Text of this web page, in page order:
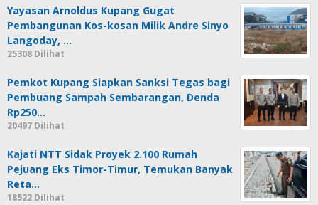
Yayasan Arnoldus Kupang Gugat
Pembangunan Kos-kosan Milik Andre Sinyo
Langoday, …
25308 Dilihat
Pemkot Kupang Siapkan Sanksi Tegas bagi
Pembuang Sampah Sembarangan, Denda
Rp250…
20497 Dilihat
Kajati NTT Sidak Proyek 2.100 Rumah
Pejuang Eks Timor-Timur, Temukan Banyak
Reta…
18522 Dilihat